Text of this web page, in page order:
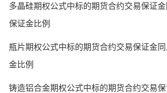
多晶硅期权公式中标的期货合约交易保证
保证金比例
瓶片期权公式中标的期货合约交易保证金
金比例
铸造铝合金期权公式中标的期货合约交易